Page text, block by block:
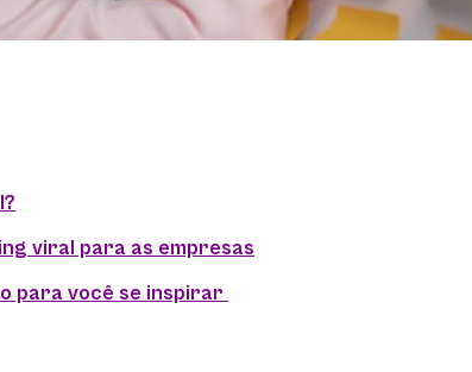
viral para as empresas
para você se inspirar